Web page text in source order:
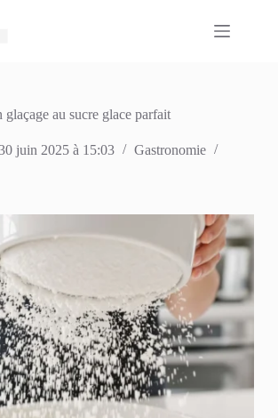
au sucre glace parfait
juin 2025 à 15:03
Gastronomie